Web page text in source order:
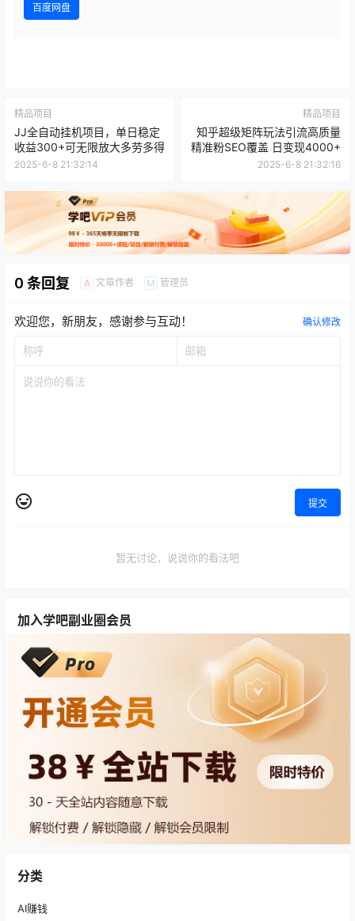
百度网盘
精品项目
JJ全自动挂机项目，单日稳定
收益300+可无限放大多劳多得
2025-6-8 21:32:14
精品项目
知乎超级矩阵玩法引流高质量
精准粉SEO覆盖 日变现4000+
2025-6-8 21:32:16
0 条回复 A 文章作者 M 管理员
欢迎您，新朋友，感谢参与互动！ 确认修改
提交
暂无讨论，说说你的看法吧
加入学吧副业圈会员
分类
AI赚钱